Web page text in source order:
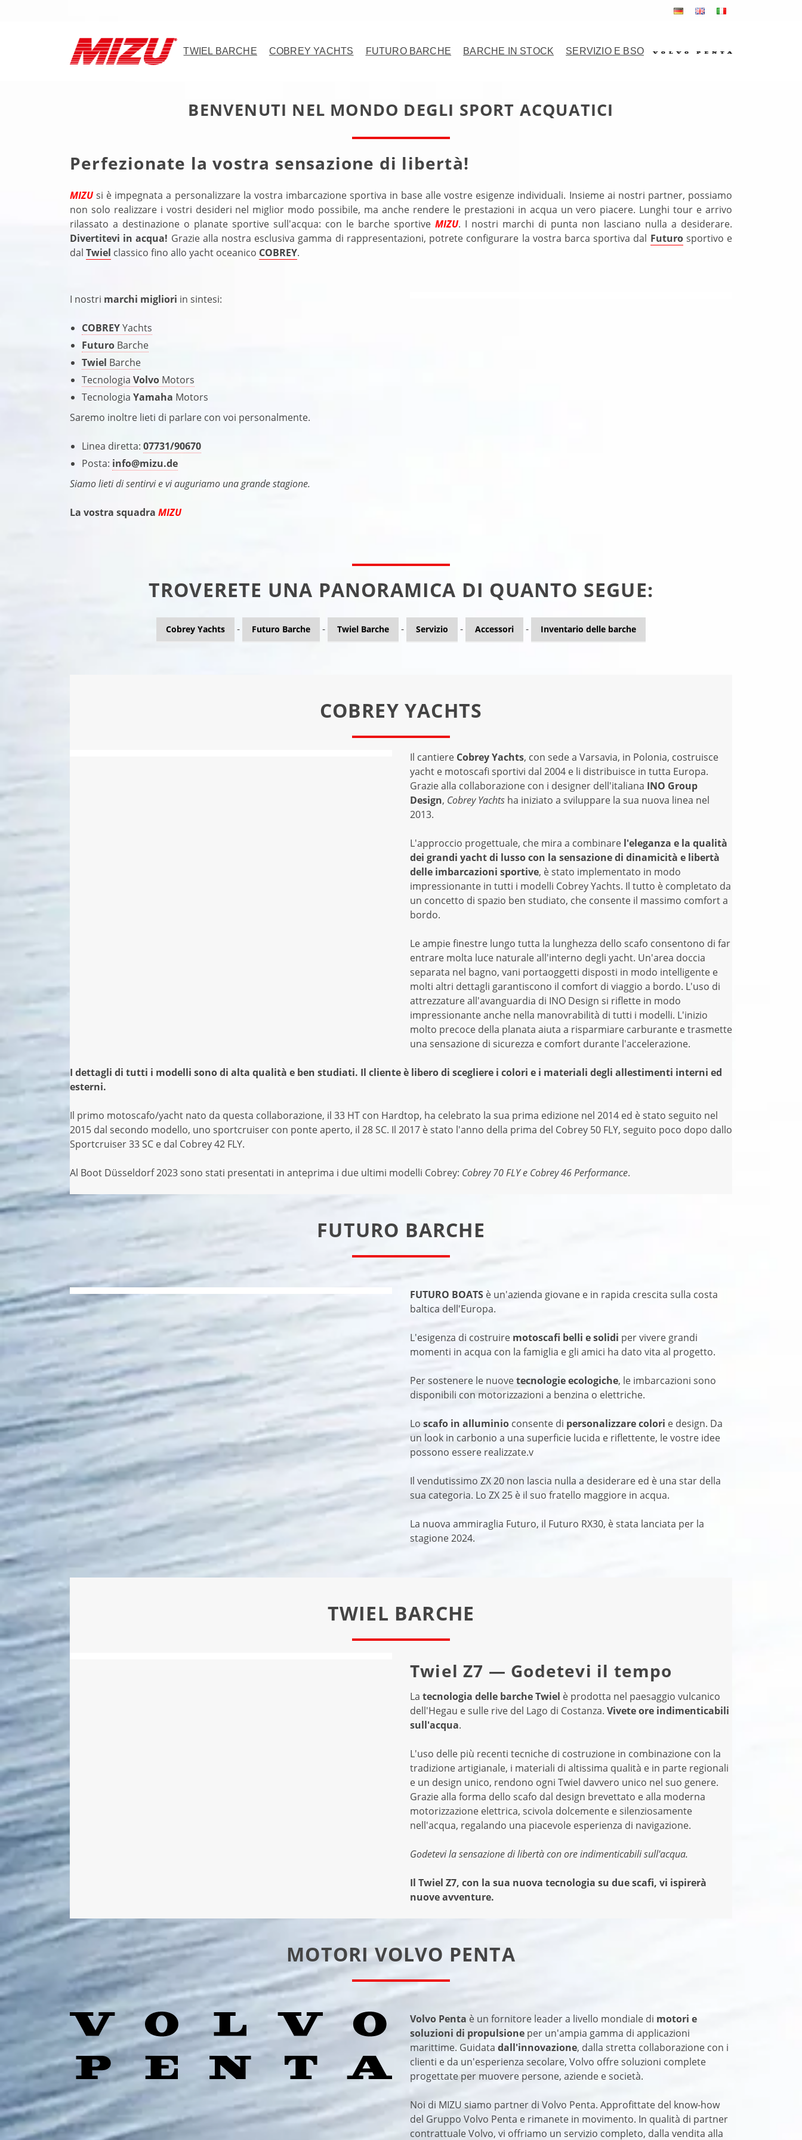
TWIEL BARCHE COBREY YACHTS FUTURO BARCHE BARCHE IN STOCK SERVIZIO E BSO
BENVENUTI NEL MONDO DEGLI SPORT ACQUATICI
Perfezionate la vostra sensazione di libertà!
MIZUsi è impegnata a personalizzare la vostra imbarcazione sportiva in base alle vostre esigenze individuali. Insieme ai nostri partner, possiamo
non solo realizzare i vostri desideri nel miglior modo possibile, ma anche rendere le prestazioni in acqua un vero piacere. Lunghi tour e arrivo
rilassato a destinazione o planate sportive sull'acqua: con le barche sportive MIZU. I nostri marchi di punta non lasciano nulla a desiderare.
Divertitevi in acqua! Grazie alla nostra esclusiva gamma di rappresentazioni, potrete configurare la vostra barca sportiva dal Futurosportivo e
dal Twiel classico fino allo yacht oceanico COBREY.
I nostri marchi migliori in sintesi:
COBREYYachts
Futuro Barche
Twiel Barche
Tecnologia Volvo Motors
Tecnologia Yamaha Motors
Saremo inoltre lieti di parlare con voi personalmente.
Linea diretta: 07731/90670
Posta: info@mizu.de
Siamo lieti di sentirvi e vi auguriamo una grande stagione.
La vostra squadra MIZU
TROVERETE UNA PANORAMICA DI QUANTO SEGUE:
Cobrey Yachts - Futuro Barche - Twiel Barche - Servizio - Accessori - Inventario delle barche
COBREY YACHTS
Il cantiere Cobrey Yachts, con sede a Varsavia, in Polonia, costruisce
yacht e motoscafi sportivi dal 2004 e li distribuisce in tutta Europa.
Grazie alla collaborazione con i designer dell'italiana INO Group
Design, Cobrey Yachts ha iniziato a sviluppare la sua nuova linea nel
2013.
L'approccio progettuale, che mira a combinare l'eleganza e la qualità
dei grandi yacht di lusso con la sensazione di dinamicità e libertà
delle imbarcazioni sportive, è stato implementato in modo
impressionante in tutti i modelli Cobrey Yachts. Il tutto è completato da
un concetto di spazio ben studiato, che consente il massimo comfort a
bordo.
Le ampie finestre lungo tutta la lunghezza dello scafo consentono di far
entrare molta luce naturale all'interno degli yacht. Un'area doccia
separata nel bagno, vani portaoggetti disposti in modo intelligente e
molti altri dettagli garantiscono il comfort di viaggio a bordo. L'uso di
attrezzature all'avanguardia di INO Design si riflette in modo
impressionante anche nella manovrabilità di tutti i modelli. L'inizio
molto precoce della planata aiuta a risparmiare carburante e trasmette
una sensazione di sicurezza e comfort durante l'accelerazione.
I dettagli di tutti i modelli sono di alta qualità e ben studiati. Il cliente è libero di scegliere i colori e i materiali degli allestimenti interni ed
esterni.
Il primo motoscafo/yacht nato da questa collaborazione, il 33 HT con Hardtop, ha celebrato la sua prima edizione nel 2014 ed è stato seguito nel
2015 dal secondo modello, uno sportcruiser con ponte aperto, il 28 SC. Il 2017 è stato l'anno della prima del Cobrey 50 FLY, seguito poco dopo dallo
Sportcruiser 33 SC e dal Cobrey 42 FLY.
Al Boot Düsseldorf 2023 sono stati presentati in anteprima i due ultimi modelli Cobrey: Cobrey 70 FLY e Cobrey 46 Performance.
FUTURO BARCHE
FUTURO BOATS è un'azienda giovane e in rapida crescita sulla costa
baltica dell'Europa.
L'esigenza di costruire motoscafi belli e solidi per vivere grandi
momenti in acqua con la famiglia e gli amici ha dato vita al progetto.
Per sostenere le nuovetecnologie ecologiche, le imbarcazioni sono
disponibili con motorizzazioni a benzina o elettriche.
Lo scafo in alluminio consente di personalizzare colori e design. Da
un look in carbonio a una superficie lucida e riflettente, le vostre idee
possono essere realizzate.v
Il vendutissimo ZX 20 non lascia nulla a desiderare ed è una star della
sua categoria. Lo ZX 25 è il suo fratello maggiore in acqua.
La nuova ammiraglia Futuro, il Futuro RX30, è stata lanciata per la
stagione 2024.
TWIEL BARCHE
Twiel Z7 — Godetevi il tempo
La tecnologia delle barche Twiel è prodotta nel paesaggio vulcanico
dell'Hegau e sulle rive del Lago di Costanza. Vivete ore indimenticabili
sull'acqua.
L'uso delle più recenti tecniche di costruzione in combinazione con la
tradizione artigianale, i materiali di altissima qualità e in parte regionali
e un design unico, rendono ogni Twiel davvero unico nel suo genere.
Grazie alla forma dello scafo dal design brevettato e alla moderna
motorizzazione elettrica, scivola dolcemente e silenziosamente
nell'acqua, regalando una piacevole esperienza di navigazione.
Godetevi la sensazione di libertà con ore indimenticabili sull'acqua.
Il Twiel Z7, con la sua nuova tecnologia su due scafi, vi ispirerà
nuove avventure.
MOTORI VOLVO PENTA
Volvo Penta è un fornitore leader a livello mondiale di motori e
soluzioni di propulsione per un'ampia gamma di applicazioni
marittime. Guidata dall'innovazione, dalla stretta collaborazione con i
clienti e da un'esperienza secolare, Volvo offre soluzioni complete
progettate per muovere persone, aziende e società.
Noi di MIZU siamo partner di Volvo Penta. Approfittate del know-how
del Gruppo Volvo Penta e rimanete in movimento. In qualità di partner
contrattuale Volvo, vi offriamo un servizio completo, dalla vendita alla